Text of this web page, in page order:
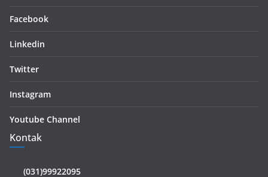
Facebook
Linkedin
Twitter
Instagram
Youtube Channel
Kontak
(031)99922095